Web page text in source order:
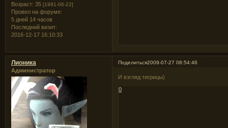
Возраст: 35 [1991-06-22]
Провел на форуме:
5 дней 14 часов
Последний визит:
2016-12-17 16:10:33
Поделиться2009-07-27 08:54:46
Лионика
Администратор
И взгляд тигрицы)
0